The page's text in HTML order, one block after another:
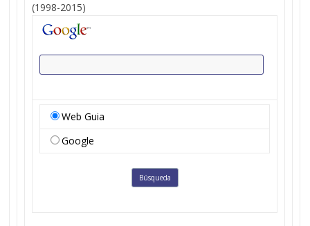
(1998-2015)
Web Guia
Google